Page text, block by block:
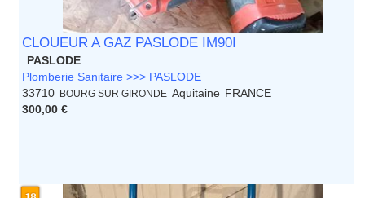
CLOUEUR A GAZ PASLODE IM90I
PASLODE
Plomberie Sanitaire >>> PASLODE
33710
BOURG SUR GIRONDE Aquitaine FRANCE
300,00 €